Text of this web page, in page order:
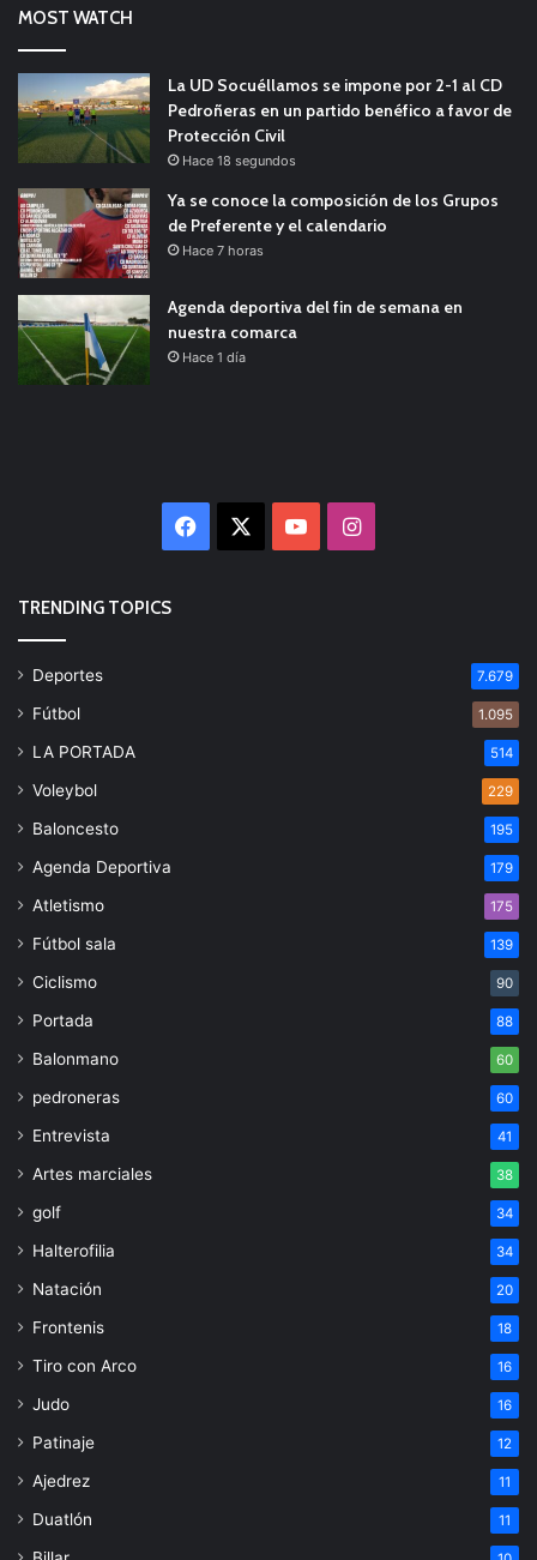
MOST WATCH
La UD Socuéllamos se impone por 2-1 al CD
Pedroñeras en un partido benéfico a favor de
Protección Civil
Hace 18 segundos
Ya se conoce la composición de los Grupos
de Preferente y el calendario
Hace 7 horas
Agenda deportiva del fin de semana en
nuestra comarca
Hace 1 día
Facebook YouTubeInstagram
TRENDING TOPICS
Deportes 7.679
Fútbol 1.095
LA PORTADA 514
Voleybol 229
Baloncesto 195
Agenda Deportiva 179
Atletismo 175
Fútbol sala 139
Ciclismo 90
Portada 88
Balonmano 60
pedroneras 60
Entrevista 41
Artes marciales 38
golf 34
Halterofilia 34
Natación 20
Frontenis 18
Tiro con Arco 16
Judo 16
Patinaje 12
Ajedrez 11
Duatlón 11